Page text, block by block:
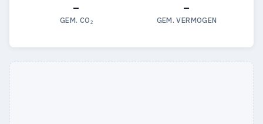
—
GEM. CO₂
—
GEM. VERMOGEN